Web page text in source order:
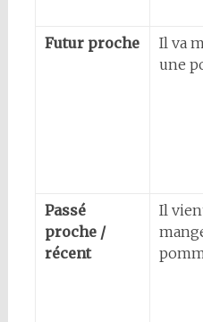
Futur proche
Il va
une
Passé
proche /
récent
Il